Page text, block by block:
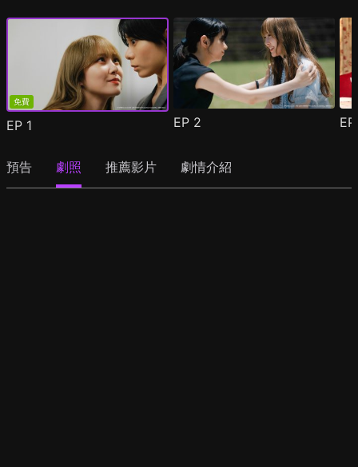
免費
EP 1 EP 2
預告 劇照 推薦影片 劇情介紹